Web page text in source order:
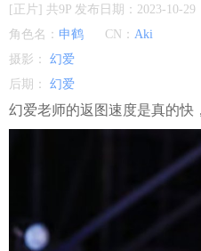
[正片] 共9P 发布日期：2023-10-29
角色名： 申鹤 CN： Aki
摄影： 幻爱
后期： 幻爱
幻爱老师的返图速度是真的快